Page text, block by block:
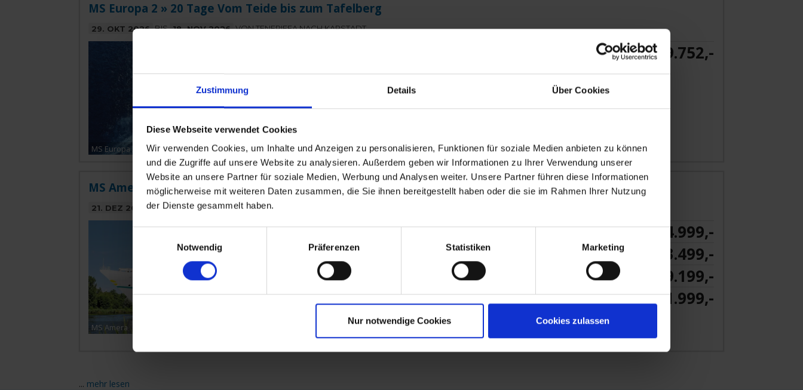
Zustimmung Details Über Cookies
Diese Webseite verwendet Cookies
Wir verwenden Cookies, um Inhalte und Anzeigen zu personalisieren, Funktionen für soziale Medien anbieten zu können
und die Zugriffe auf unsere Website zu analysieren. Außerdem geben wir Informationen zu Ihrer Verwendung unserer
Website an unsere Partner für soziale Medien, Werbung und Analysen weiter. Unsere Partner führen diese Informationen
möglicherweise mit weiteren Daten zusammen, die Sie ihnen bereitgestellt haben oder die sie im Rahmen Ihrer Nutzung
der Dienste gesammelt haben.
Notwendig
Präferenzen Statistiken Marketing
Nur notwendige Cookies Cookies zulassen
MS Europa 2 » 20 Tage Vom Teide bis zum Tafelberg
29. OKT 2026 BIS 18. NOV 2026 VON TENERIFFA NACH KAPSTADT
MS Europa 2
Spanien, Senegal, Gambia, Angola, Namibia,
ab € 9.752,-
MS Amera » 25 Tage Von Hamburg zum Tafelberg von Kapstadt
21. DEZ 2026 BIS 15. JAN 2027 VON HAMBURG NACH KAPSTADT
MS Amera
> Weihnachtsfest & Silvesterparty im Atlantik >
St. Helena, Naturwunder Na
Portugal, Spanien, Senegal, Gambia, Namibia,
Südafrika
Inkl. Flug Inkl. Bordguthaben
4.999,-
3.499,-
9.199,-
ab €11.999,-
Zum Angebot
... mehr lesen